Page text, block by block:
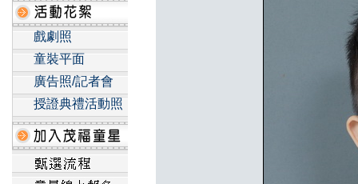
戲劇照
童裝平面
廣告照/記者會
授證典禮活動照